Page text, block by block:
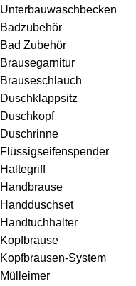
Unterbauwaschbecken
Badzubehör
Bad Zubehör
Brausegarnitur
Brauseschlauch
Duschklappsitz
Duschkopf
Duschrinne
Flüssigseifenspender
Haltegriff
Handbrause
Handduschset
Handtuchhalter
Kopfbrause
Kopfbrausen-System
Mülleimer